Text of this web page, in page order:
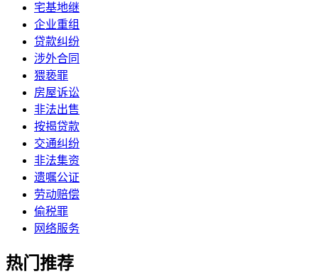
宅基地继
企业重组
贷款纠纷
涉外合同
猥亵罪
房屋诉讼
非法出售
按揭贷款
交通纠纷
非法集资
遗嘱公证
劳动赔偿
偷税罪
网络服务
热门推荐